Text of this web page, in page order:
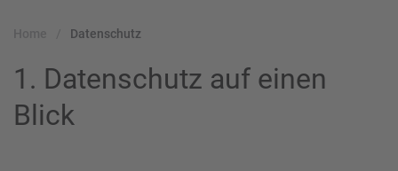
Datenschutz
1. Datenschutz auf einen
Blick